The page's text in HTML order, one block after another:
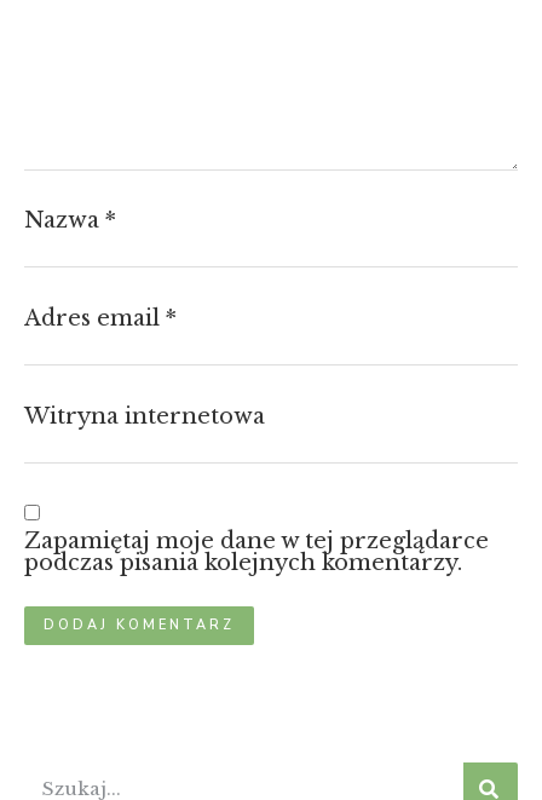
Nazwa *
Adres email *
Witryna internetowa
Zapamiętaj moje dane w tej przeglądarce
podczas pisania kolejnych komentarzy.